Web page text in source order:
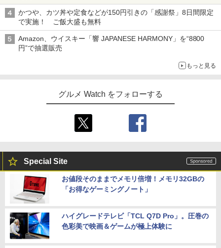
かつや、カツ丼や定食などが150円引きの「感謝祭」8日間限定
で実施！ ご飯大盛も無料
Amazon、ウイスキー「響 JAPANESE HARMONY」を“8800
円”で抽選販売
もっと見る
グルメ Watch をフォローする
Special Site
お値段そのままでメモリ倍増！メモリ32GBの
「お得なゲーミングノート」
ハイグレードテレビ「TCL Q7D Pro」。圧巻の
色彩美で映画＆ゲームが極上体験に